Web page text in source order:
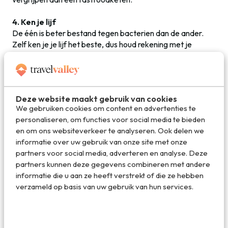
Deze website maakt gebruik van cookies
We gebruiken cookies om content en advertenties te
personaliseren, om functies voor social media te bieden
en om ons websiteverkeer te analyseren. Ook delen we
informatie over uw gebruik van onze site met onze
partners voor social media, adverteren en analyse. Deze
partners kunnen deze gegevens combineren met andere
informatie die u aan ze heeft verstrekt of die ze hebben
verzameld op basis van uw gebruik van hun services.
4. Ken je lijf
De één is beter bestand tegen bacterien dan de ander.
Zelf ken je je lijf het beste, dus houd rekening met je
groente eet, is je lijf wellicht minder goed bestand tegen
onbekend voedsel dan wanneer je al gewend bent
gevarieerd of heet te eten. Krijg je cavia of slang
aangeboden, denk dan vooraf goed na hoe je verwacht
dat je lijf erop zal reageren en neem gerust even een kijkje
in de keuken: hoe wordt het eten klaargemaakt? Als je
veel reist, raak je meer gewend aan buitenlands eten. Toch
is het niet handig te proberen immuun te worden door
risicovolle gerechten te eten zoals de locals doen. Je kunt
het risico lopen op ernstige, soms levensbedreigende
infecties zoals dysenterie en paratyfus, of ziekten als
hepatitis E en verschillende soorten parasieten.